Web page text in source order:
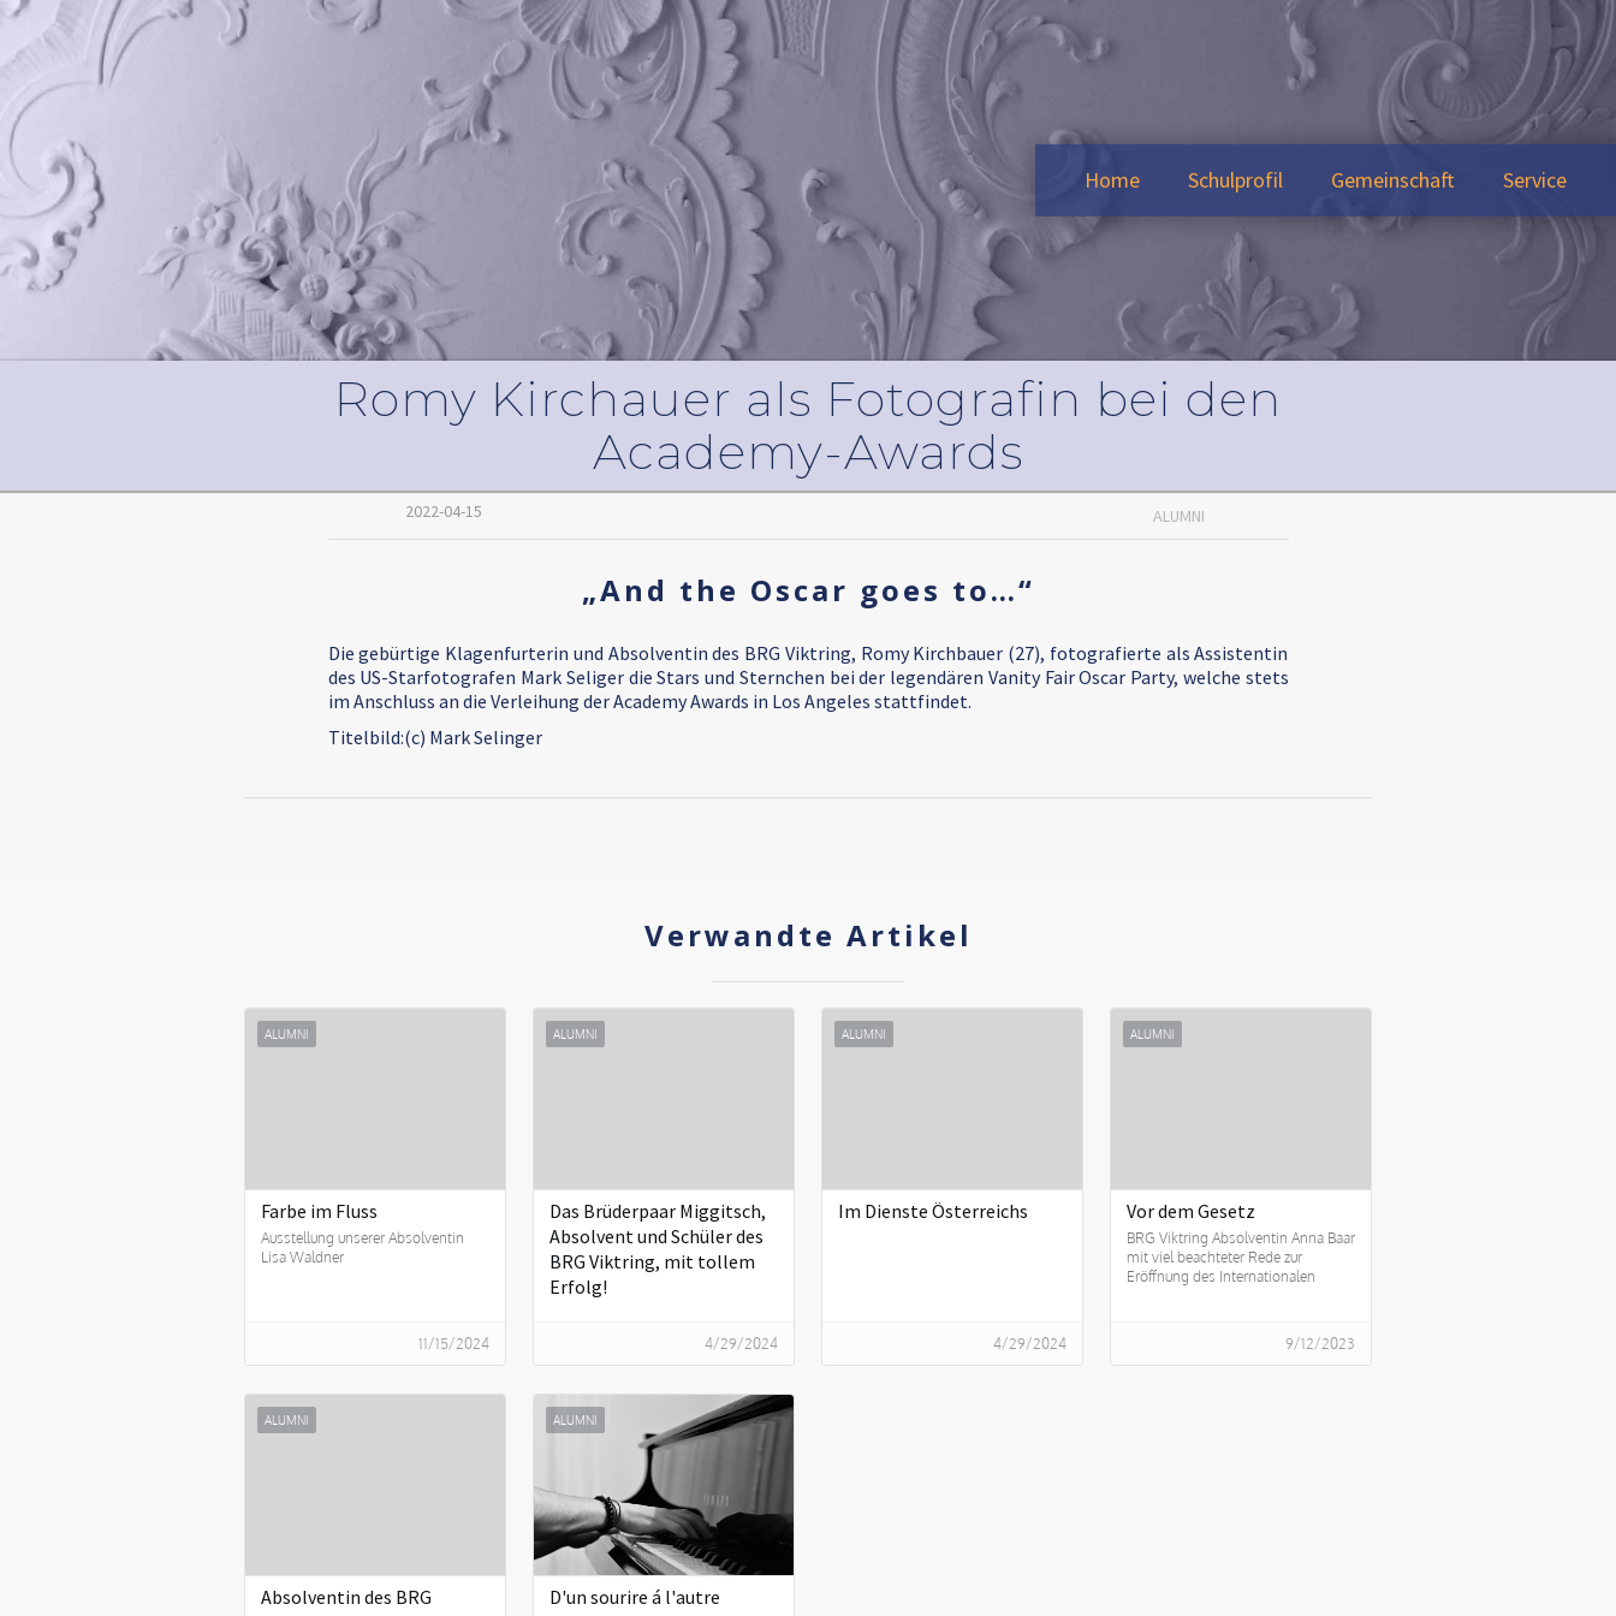
Home Schulprofil Gemeinschaft Service
Romy Kirchauer als Fotografin bei den
Academy-Awards
2022-04-15 ALUMNI
„And the Oscar goes to…“
Die gebürtige Klagenfurterin und Absolventin des BRG Viktring, Romy Kirchbauer (27), fotografierte als Assistentin
des US-Starfotografen Mark Seliger die Stars und Sternchen bei der legendären Vanity Fair Oscar Party, welche stets
im Anschluss an die Verleihung der Academy Awards in Los Angeles stattfindet.
Titelbild:(c) Mark Selinger
Verwandte Artikel
ALUMNI
Farbe im Fluss
Ausstellung unserer Absolventin
Lisa Waldner
11/15/2024
ALUMNI
Das Brüderpaar Miggitsch,
Absolvent und Schüler des
BRG Viktring, mit tollem
Erfolg!
4/29/2024
ALUMNI
Im Dienste Österreichs
4/29/2024
ALUMNI
Vor dem Gesetz
BRG Viktring Absolventin Anna Baar
mit viel beachteter Rede zur
Eröffnung des Internationalen
9/12/2023
ALUMNI
Absolventin des BRG
ALUMNI
D'un sourire á l'autre